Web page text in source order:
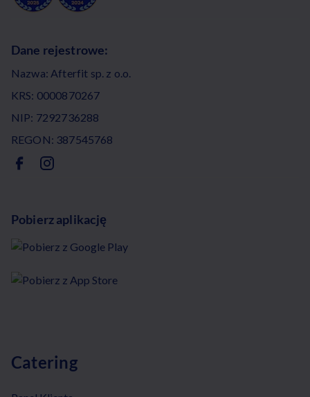
Dane rejestrowe:
Nazwa: Afterfit sp. z o.o.
KRS: 0000870267
NIP: 7292736288
REGON: 387545768
Pobierz aplikację
Catering